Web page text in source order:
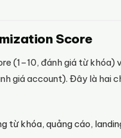
Score
(1–10, đánh giá từ khóa)
giá account). Đây là hai
từ khóa, quảng cáo,